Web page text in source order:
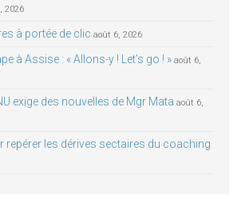
2026
à portée de clic août 6, 2026
à Assise : « Allons-y ! Let’s go ! » août 6,
exige des nouvelles de Mgr Mata août 6,
repérer les dérives sectaires du coaching